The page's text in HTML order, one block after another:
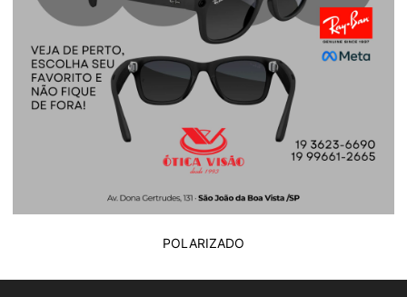
POLARIZADO